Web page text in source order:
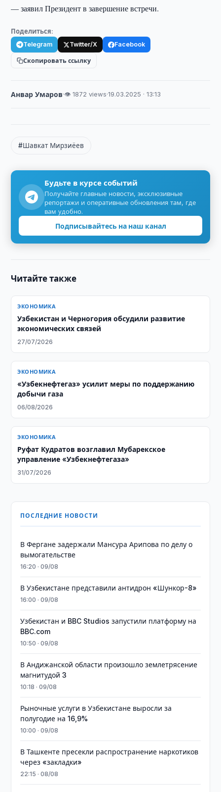
— заявил Президент в завершение встречи.
Поделиться:
Telegram Twitter/X Facebook
Скопировать ссылку
Анвар Умаров·👁 1872 views·19.03.2025 · 13:13
#Шавкат Мирзиёев
Будьте в курсе событий
Получайте главные новости, эксклюзивные
репортажи и оперативные обновления там, где
вам удобно.
Подписывайтесь на наш канал
Читайте также
ЭКОНОМИКА
Узбекистан и Черногория обсудили развитие
экономических связей
27/07/2026
ЭКОНОМИКА
«Узбекнефтегаз» усилит меры по поддержанию
добычи газа
06/08/2026
ЭКОНОМИКА
Руфат Кудратов возглавил Мубарекское
управление «Узбекнефтегаза»
31/07/2026
ПОСЛЕДНИЕ НОВОСТИ
В Фергане задержали Мансура Арипова по делу о
вымогательстве
16:20 · 09/08
В Узбекистане представили антидрон «Шункор-8»
16:00 · 09/08
Узбекистан и BBC Studios запустили платформу на
BBC.com
10:50 · 09/08
В Андижанской области произошло землетрясение
магнитудой 3
10:18 · 09/08
Рыночные услуги в Узбекистане выросли за
полугодие на 16,9%
10:00 · 09/08
В Ташкенте пресекли распространение наркотиков
через «закладки»
22:15 · 08/08